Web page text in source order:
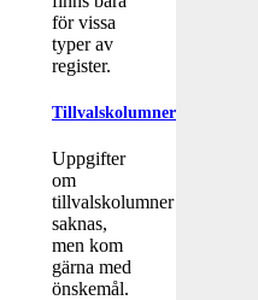
för vissa
typer av
register.
Tillvalskolumner
Uppgifter
om
tillvalskolumner
saknas,
men kom
gärna med
önskemål.